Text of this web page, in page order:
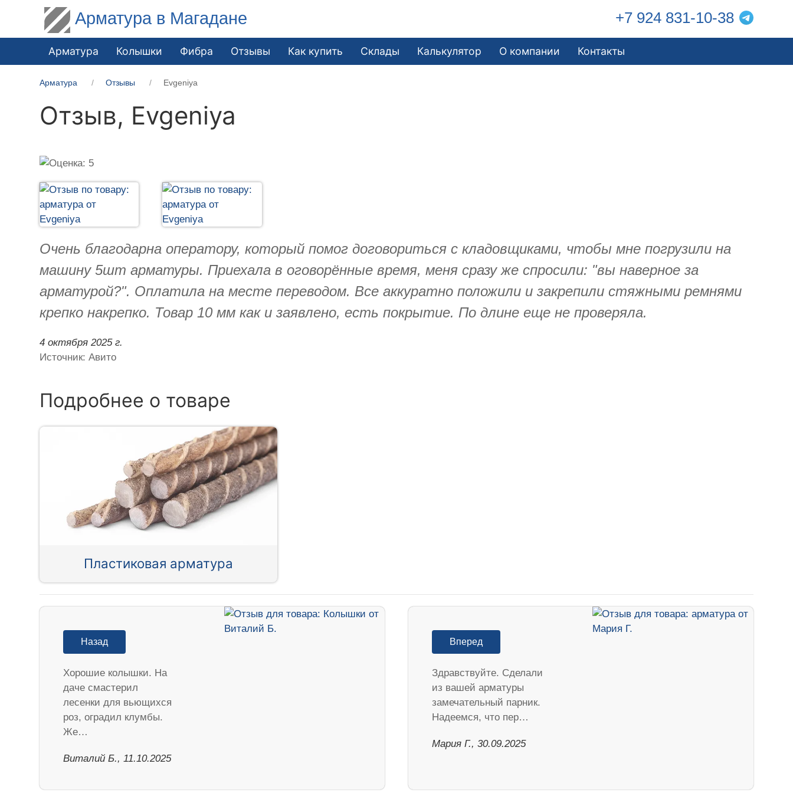
Арматура в Магадане +7 924 831-10-38
Арматура Колышки Фибра Отзывы Как купить Склады Калькулятор О компании Контакты
Арматура Отзывы Evgeniya
Отзыв, Evgeniya
Очень благодарна оператору, который помог договориться с кладовщиками, чтобы мне погрузили на
машину 5шт арматуры. Приехала в оговорённые время, меня сразу же спросили: "вы наверное за
арматурой?". Оплатила на месте переводом. Все аккуратно положили и закрепили стяжными ремнями
крепко накрепко. Товар 10 мм как и заявлено, есть покрытие. По длине еще не проверяла.
4 октября 2025 г.
Источник: Авито
Подробнее о товаре
Пластиковая арматура
Назад
Хорошие колышки. На
даче смастерил
лесенки для вьющихся
роз, оградил клумбы.
Же…
Виталий Б., 11.10.2025
Вперед
Здравствуйте. Сделали
из вашей арматуры
замечательный парник.
Надеемся, что пер…
Мария Г., 30.09.2025